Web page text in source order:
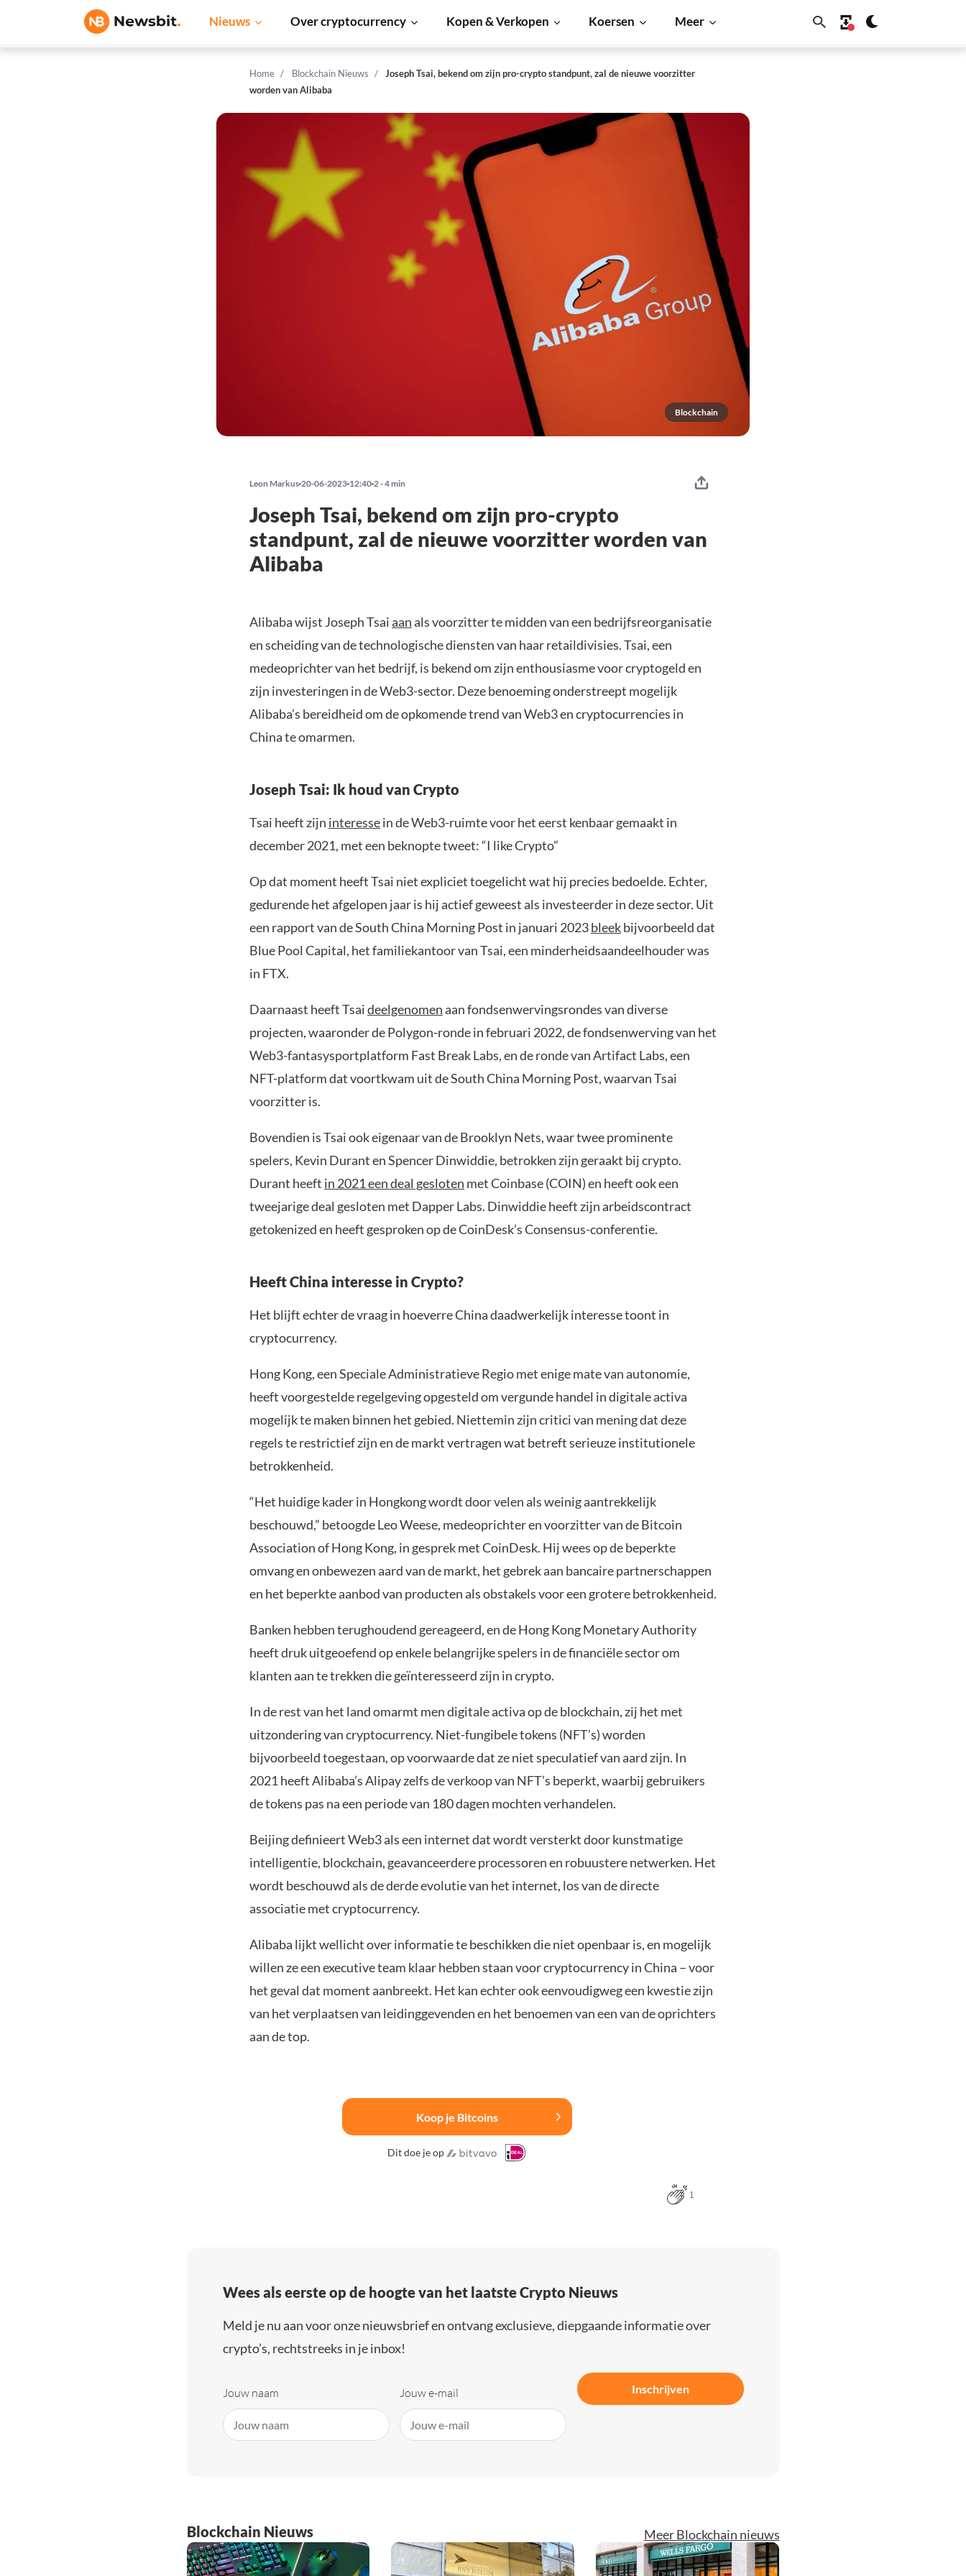
Nieuws Over cryptocurrency Kopen & Verkopen Koersen Meer
Home Blockchain Nieuws
Joseph Tsai, bekend om zijn pro-crypto standpunt, zal de nieuwe voorzitter
worden van Alibaba
Blockchain
Leon Markus 20-06-2023 12:40 2 - 4 min
Joseph Tsai, bekend om zijn pro-crypto
standpunt, zal de nieuwe voorzitter worden van
Alibaba
Alibaba wijst Joseph Tsaiaanals voorzitter te midden van een bedrijfsreorganisatie
en scheiding van de technologische diensten van haar retaildivisies. Tsai, een
medeoprichter van het bedrijf, is bekend om zijn enthousiasme voor cryptogeld en
zijn investeringen in de Web3-sector. Deze benoeming onderstreept mogelijk
Alibaba’s bereidheid om de opkomende trend van Web3 en cryptocurrencies in
China te omarmen.
Joseph Tsai: Ik houd van Crypto
Tsai heeft zijn interessein de Web3-ruimte voor het eerst kenbaar gemaakt in
december 2021, met een beknopte tweet: “I like Crypto”
Op dat moment heeft Tsai niet expliciet toegelicht wat hij precies bedoelde. Echter,
gedurende het afgelopen jaar is hij actief geweest als investeerder in deze sector. Uit
een rapport van de South China Morning Post in januari 2023bleekbijvoorbeeld dat
Blue Pool Capital, het familiekantoor van Tsai, een minderheidsaandeelhouder was
in FTX.
Daarnaast heeft Tsaideelgenomenaan fondsenwervingsrondes van diverse
projecten, waaronder de Polygon-ronde in februari 2022, de fondsenwerving van het
Web3-fantasysportplatform Fast Break Labs, en de ronde van Artifact Labs, een
NFT-platform dat voortkwam uit de South China Morning Post, waarvan Tsai
voorzitter is.
Bovendien is Tsai ook eigenaar van de Brooklyn Nets, waar twee prominente
spelers, Kevin Durant en Spencer Dinwiddie, betrokken zijn geraakt bij crypto.
Durant heeft in 2021 een deal gesloten met Coinbase (COIN) en heeft ook een
tweejarige deal gesloten met Dapper Labs. Dinwiddie heeft zijn arbeidscontract
getokenized en heeft gesproken op de CoinDesk’s Consensus-conferentie.
Heeft China interesse in Crypto?
Het blijft echter de vraag in hoeverre China daadwerkelijk interesse toont in
cryptocurrency.
Hong Kong, een Speciale Administratieve Regio met enige mate van autonomie,
heeft voorgestelde regelgeving opgesteld om vergunde handel in digitale activa
mogelijk te maken binnen het gebied. Niettemin zijn critici van mening dat deze
regels te restrictief zijn en de markt vertragen wat betreft serieuze institutionele
betrokkenheid.
“Het huidige kader in Hongkong wordt door velen als weinig aantrekkelijk
beschouwd,” betoogde Leo Weese, medeoprichter en voorzitter van de Bitcoin
Association of Hong Kong, in gesprek met CoinDesk. Hij wees op de beperkte
omvang en onbewezen aard van de markt, het gebrek aan bancaire partnerschappen
en het beperkte aanbod van producten als obstakels voor een grotere betrokkenheid.
Banken hebben terughoudend gereageerd, en de Hong Kong Monetary Authority
heeft druk uitgeoefend op enkele belangrijke spelers in de financiële sector om
klanten aan te trekken die geïnteresseerd zijn in crypto.
In de rest van het land omarmt men digitale activa op de blockchain, zij het met
uitzondering van cryptocurrency. Niet-fungibele tokens (NFT’s) worden
bijvoorbeeld toegestaan, op voorwaarde dat ze niet speculatief van aard zijn. In
2021 heeft Alibaba’s Alipay zelfs de verkoop van NFT’s beperkt, waarbij gebruikers
de tokens pas na een periode van 180 dagen mochten verhandelen.
Beijing definieert Web3 als een internet dat wordt versterkt door kunstmatige
intelligentie, blockchain, geavanceerdere processoren en robuustere netwerken. Het
wordt beschouwd als de derde evolutie van het internet, los van de directe
associatie met cryptocurrency.
Alibaba lijkt wellicht over informatie te beschikken die niet openbaar is, en mogelijk
willen ze een executive team klaar hebben staan voor cryptocurrency in China – voor
het geval dat moment aanbreekt. Het kan echter ook eenvoudigweg een kwestie zijn
van het verplaatsen van leidinggevenden en het benoemen van een van de oprichters
aan de top.
Koop je Bitcoins
Dit doe je op
1
Wees als eerste op de hoogte van het laatste Crypto Nieuws
Meld je nu aan voor onze nieuwsbrief en ontvang exclusieve, diepgaande informatie over
crypto’s, rechtstreeks in je inbox!
Jouw naam Jouw e-mail Inschrijven
Blockchain Nieuws Meer Blockchain nieuws